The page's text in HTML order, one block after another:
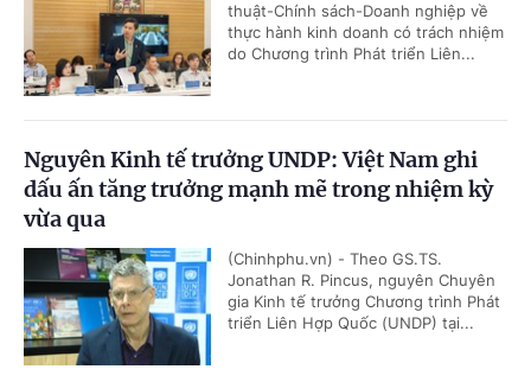
thuật-Chính sách-Doanh nghiệp về
thực hành kinh doanh có trách nhiệm
do Chương trình Phát triển Liên...
Nguyên Kinh tế trưởng UNDP: Việt Nam ghi
dấu ấn tăng trưởng mạnh mẽ trong nhiệm kỳ
vừa qua
(Chinhphu.vn) - Theo GS.TS.
Jonathan R. Pincus, nguyên Chuyên
gia Kinh tế trưởng Chương trình Phát
triển Liên Hợp Quốc (UNDP) tại...